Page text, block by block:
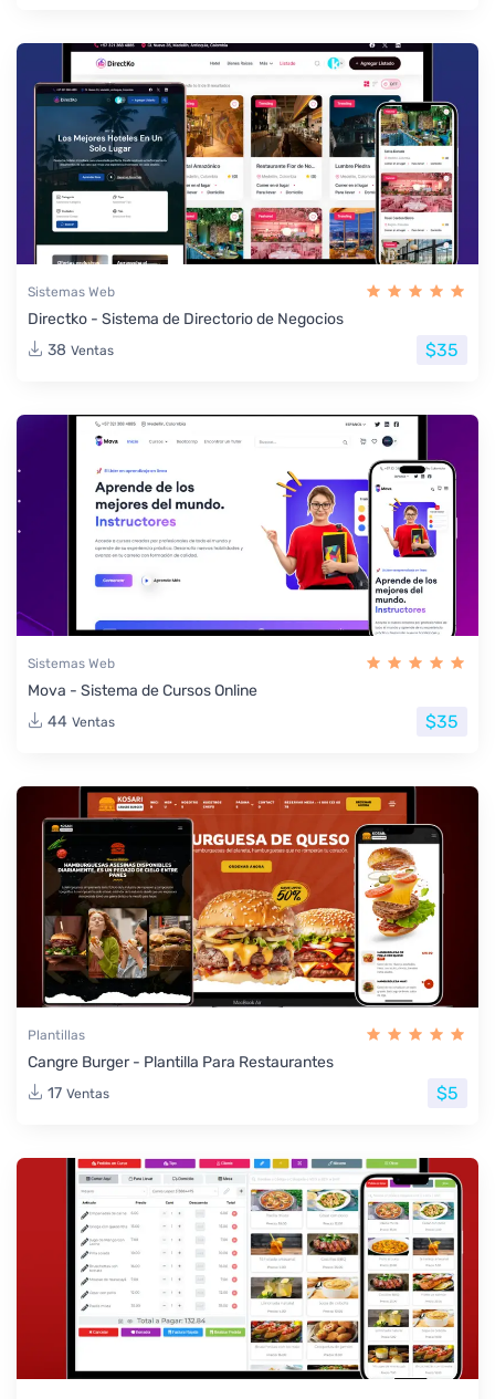
Sistemas Web
Directko - Sistema de Directorio de Negocios
38 Ventas $35
Sistemas Web
Mova - Sistema de Cursos Online
44 Ventas $35
Plantillas
Cangre Burger - Plantilla Para Restaurantes
17 Ventas $5